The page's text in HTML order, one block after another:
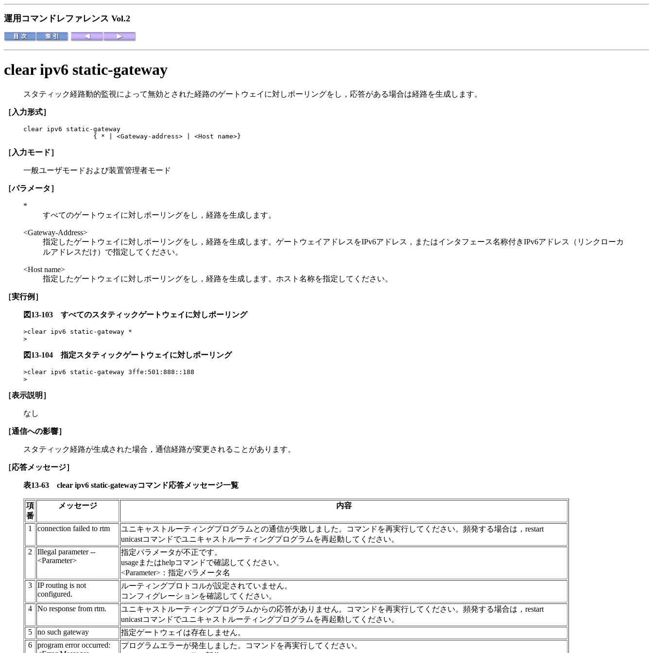
運用コマンドレファレンス Vol.2
clear ipv6 static-gateway
スタティック経路動的監視によって無効とされた経路のゲートウェイに対しポーリングをし，応答がある場合は経路を生成します。
［入力形式］
clear ipv6 static-gateway
                  { * | <Gateway-address> | <Host name>}
［入力モード］
一般ユーザモードおよび装置管理者モード
［パラメータ］
*
すべてのゲートウェイに対しポーリングをし，経路を生成します。
<Gateway-Address>
指定したゲートウェイに対しポーリングをし，経路を生成します。ゲートウェイアドレスをIPv6アドレス，またはインタフェース名称付きIPv6アドレス（リンクローカ
ルアドレスだけ）で指定してください。
<Host name>
指定したゲートウェイに対しポーリングをし，経路を生成します。ホスト名称を指定してください。
［実行例］
図13-103 すべてのスタティックゲートウェイに対しポーリング
>clear ipv6 static-gateway *
>
図13-104指定スタティックゲートウェイに対しポーリング
>clear ipv6 static-gateway 3ffe:501:888::188
>
［表示説明］
なし
［通信への影響］
スタティック経路が生成された場合，通信経路が変更されることがあります。
［応答メッセージ］
表13-63 clear ipv6 static-gatewayコマンド応答メッセージ一覧
項
番
メッセージ 内容
1 connection failed to rtm
ユニキャストルーティングプログラムとの通信が失敗しました。コマンドを再実行してください。頻発する場合は，restart
unicastコマンドでユニキャストルーティングプログラムを再起動してください。
2
Illegal parameter --
<Parameter>
指定パラメータが不正です。
usageまたはhelpコマンドで確認してください。
<Parameter>：指定パラメータ名
3
IP routing is not
configured.
ルーティングプロトコルが設定されていません。
コンフィグレーションを確認してください。
4
No response from rtm.
ユニキャストルーティングプログラムからの応答がありません。コマンドを再実行してください。頻発する場合は，restart
unicastコマンドでユニキャストルーティングプログラムを再起動してください。
5
no such gateway
指定ゲートウェイは存在しません。
6
program error occurred:
プログラムエラーが発生しました。コマンドを再実行してください。